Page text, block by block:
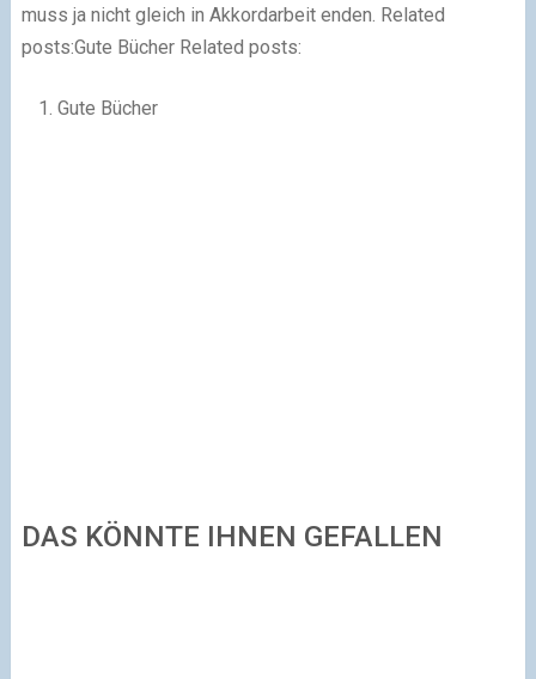
muss ja nicht gleich in Akkordarbeit enden. Related
posts:Gute Bücher Related posts:
Gute Bücher
DAS KÖNNTE IHNEN GEFALLEN